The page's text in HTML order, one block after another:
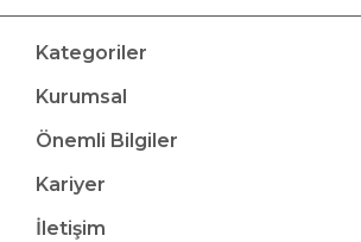
Kategoriler
Kurumsal
Önemli Bilgiler
Kariyer
İletişim